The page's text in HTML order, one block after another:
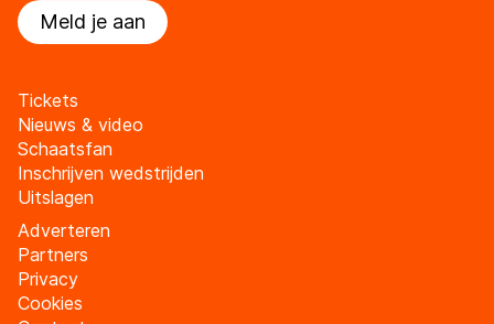
Meld je aan
Tickets
Nieuws & video
Schaatsfan
Inschrijven wedstrijden
Uitslagen
Adverteren
Partners
Privacy
Cookies